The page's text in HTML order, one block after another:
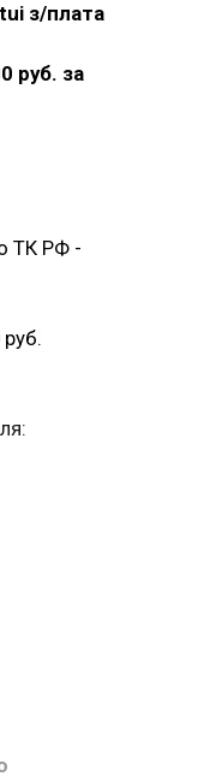
з/плата
руб. за
ТК РФ -